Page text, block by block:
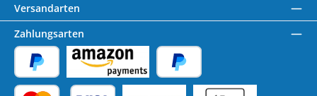
Versandarten
Zahlungsarten
PayPal Amazon Pay Später Bezahlen